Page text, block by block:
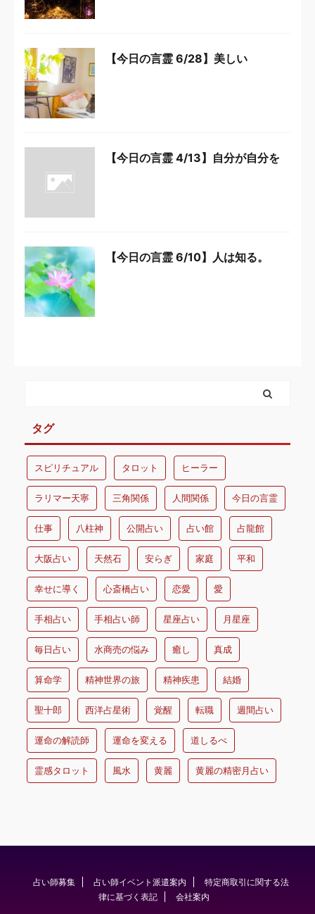
【今日の言霊 6/28】美しい
【今日の言霊 4/13】自分が自分を
【今日の言霊 6/10】人は知る。
タグ
スピリチュアル タロット ヒーラー
ラリマー天寧 三角関係 人間関係 今日の言霊
仕事 八柱神 公開占い 占い館 占龍館
大阪占い 天然石 安らぎ 家庭 平和
幸せに導く 心斎橋占い 恋愛 愛
手相占い 手相占い師 星座占い 月星座
毎日占い 水商売の悩み 癒し 真成
算命学 精神世界の旅 精神疾患 結婚
聖十郎 西洋占星術 覚醒 転職 週間占い
運命の解読師 運命を変える 道しるべ
霊感タロット 風水 黄麗 黄麗の精密月占い
占い師募集 占い師イベント派遣案内
特定商取引に関する法
律に基づく表記
会社案内